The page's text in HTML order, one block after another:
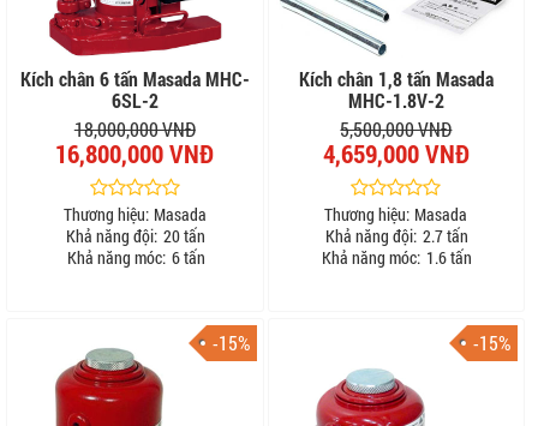
Kích chân 6 tấn Masada MHC-
6SL-2
18,000,000 VNĐ
16,800,000 VNĐ
Thương hiệu: Masada
Khả năng đội: 20 tấn
Khả năng móc: 6 tấn
Kích chân 1,8 tấn Masada
MHC-1.8V-2
5,500,000 VNĐ
4,659,000 VNĐ
Thương hiệu: Masada
Khả năng đội: 2.7 tấn
Khả năng móc: 1.6 tấn
-15% -15%